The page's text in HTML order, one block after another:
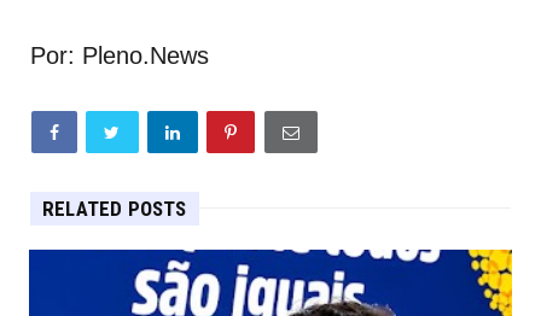
Por: Pleno.News
RELATED POSTS